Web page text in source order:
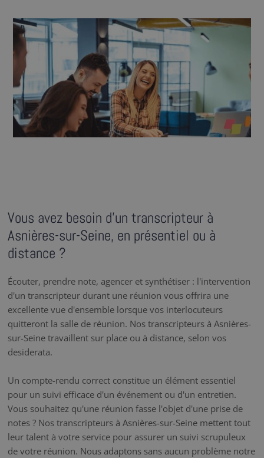
Vous avez besoin d’un transcripteur à
Asnières-sur-Seine, en présentiel ou à
distance ?
Écouter, prendre note, agencer et synthétiser : l'intervention
d'un transcripteur durant une réunion vous offrira une
excellente vue d'ensemble lorsque vos interlocuteurs
quitteront la salle de réunion. Nos transcripteurs à Asnières-
sur-Seine travaillent sur place ou à distance, selon vos
desiderata.
Un compte-rendu correct constitue un élément essentiel
pour un suivi efficace d'un événement ou d'un entretien.
Vous souhaitez qu'une réunion fasse l'objet d'une prise de
notes ? Nos transcripteurs à Asnières-sur-Seine mettent tout
leur talent à votre service pour assurer un suivi scrupuleux
de votre réunion. Nous adaptons sans aucun problème notre